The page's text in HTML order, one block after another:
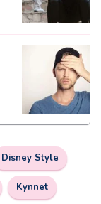
Disney Style
Kynnet